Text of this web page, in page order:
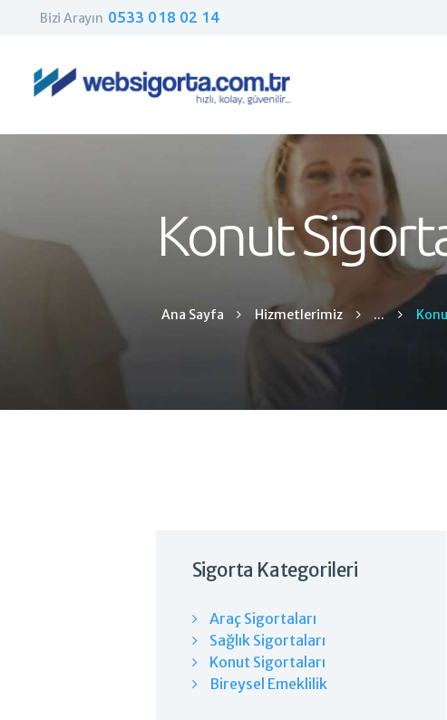
Bizi Arayın 0533 018 02 14
Konut
Ana Sayfa Hizmetlerimiz ...
Sigorta Kategorileri
Araç Sigortaları
Sağlık Sigortaları
Konut Sigortaları
Bireysel Emeklilik